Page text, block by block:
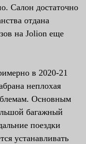
Салон достаточно
отдана
на Jolion еще
в 2020-21
неплохая
Основным
багажный
поездки
устанавливать